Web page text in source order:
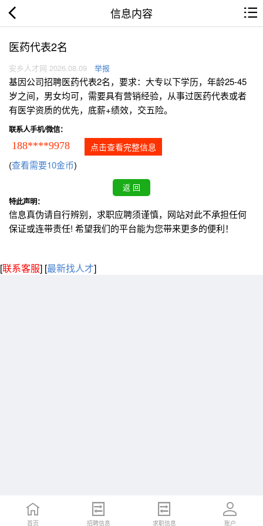
信息内容
医药代表2名
安乡人才网 2026.08.09 举报
基因公司招聘医药代表2名，要求：大专以下学历，年龄25-45
岁之间，男女均可，需要具有营销经验，从事过医药代表或者
有医学资质的优先，底薪+绩效，交五险。
联系人手机/微信：
188****9978 点击查看完整信息
(查看需要10金币)
特此声明：
信息真伪请自行辨别，求职应聘须谨慎，网站对此不承担任何
保证或连带责任! 希望我们的平台能为您带来更多的便利！
[联系客服] [最新找人才]
首页 招聘信息 求职信息 账户